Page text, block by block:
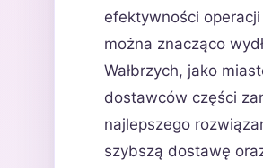
efektywności
można znacząco
Wałbrzych, jako
dostawców części
najlepszego
szybszą dostawę